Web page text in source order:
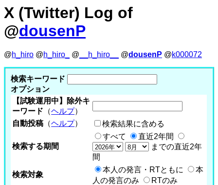
X (Twitter) Log of
@dousenP
@h_hiro @h_hiro_ @ __h_hiro__ @dousenP @k000072
検索キーワード
オプション
【試験運用中】除外キ
ーワード （ヘルプ）
自動投稿 （ヘルプ） 検索結果に含める
検索する期間
すべて
直近2年間
までの直近2年
間
検索対象
本人の発言・RTともに
本
人の発言のみ
RTのみ